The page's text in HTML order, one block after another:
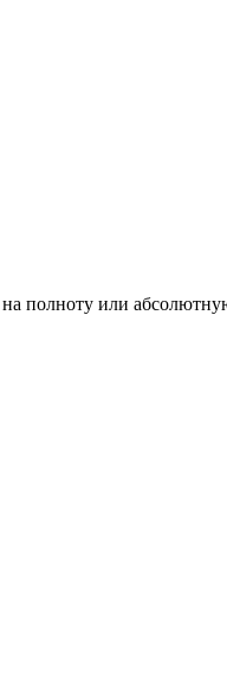
полноту или